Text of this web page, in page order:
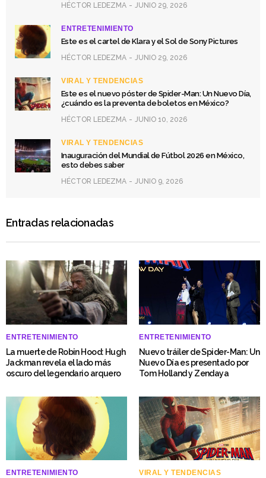
HÉCTOR LEDEZMA JUNIO 29, 2026
ENTRETENIMIENTO
Este es el cartel de Klara y el Sol de Sony Pictures
HÉCTOR LEDEZMA JUNIO 29, 2026
VIRAL Y TENDENCIAS
Este es el nuevo póster de Spider-Man: Un Nuevo Día,
¿cuándo es la preventa de boletos en México?
HÉCTOR LEDEZMA JUNIO 10, 2026
VIRAL Y TENDENCIAS
Inauguración del Mundial de Fútbol 2026 en México,
esto debes saber
HÉCTOR LEDEZMA JUNIO 9, 2026
Entradas relacionadas
ENTRETENIMIENTO
La muerte de Robin Hood: Hugh
Jackman revela el lado más
oscuro del legendario arquero
ENTRETENIMIENTO
Nuevo tráiler de Spider-Man: Un
Nuevo Día es presentado por
Tom Holland y Zendaya
ENTRETENIMIENTO VIRAL Y TENDENCIAS